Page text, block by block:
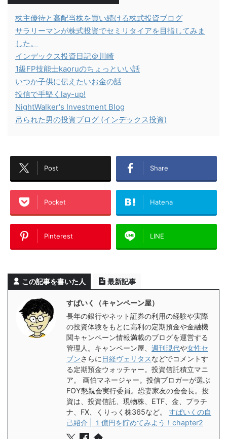
株主優待と高配当株を買い続ける株式投資ブログ
サラリーマンが株式投資でセミリタイアを目指してみま
した。
インデックス投資日記＠川崎
1級FP技能士kaoruのちょっといい話
いつか子供に伝えたいお金の話
投信で手堅くlay-up!
NightWalker's Investment Blog
吊られた男の投資ブログ (インデックス投資)
Post Share
Pocket Hatena
Pinterest LINE
この記事を書いた人 最新記事
すぱいく（キャンペーン屋）
長年の銀行やネット証券の利用の経験や実際
の投資体験をもとに高利の定期預金や金融機
関キャンペーン情報満載のブログを運営する
管理人。キャンペーン屋、 週刊現代や女性セ
ブンさらに 日経ヴェリタスなどでコメントす
る定期預金ウォッチャー。投資信託積立マニ
ア。 画伯マネージャー。投信ブロガーが選ぶ
FOY懇親会実行委員。恐妻家友の会会長。投
資は、投資信託、現物株、ETF、金、プラチ
ナ、FX、くりっく株365など。 すぱいくの自
己紹介 | １億円を貯めてみよう！chapter2